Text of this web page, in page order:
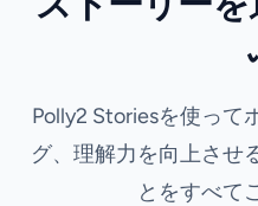
Polly2 Storiesを使って
グ、理解力を向上させ
とをすべて